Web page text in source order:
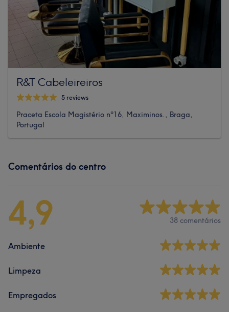
R&T Cabeleireiros
5 reviews
Praceta Escola Magistério nº16, Maximinos., Braga,
Portugal
Comentários do centro
4,9 38 comentários
Ambiente
Limpeza
Empregados